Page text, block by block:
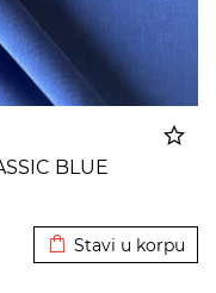
BLUE
Stavi u korpu